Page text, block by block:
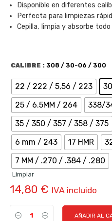
Disponible en diferentes
Perfecta para limpiezas
Cepilla, limpia y absorbe todo
CALIBRE : 308 / 30-06 / 300
22 / 222 / 5,56 / 223
25 / 6.5MM / 264
338/
35 / 350 / 357 / 358 / 375
6 mm / 243
17 HMR
7 MM / .270 / .384 / .280
Limpiar
14,80 € IVA incluido
AÑADIR AL